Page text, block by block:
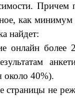
Причем
как минимум
найдет:
онлайн более
около 40%).
страницы не